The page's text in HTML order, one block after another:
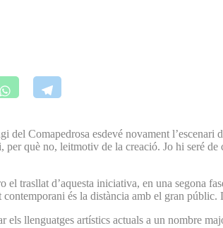
del Comapedrosa esdevé novament
per què no, leitmotiv de la creació. Jo hi seré
el trasllat d’aquesta iniciativa, en una segona
contemporani és la distància amb el gran
els llenguatges artístics actuals a un nombre